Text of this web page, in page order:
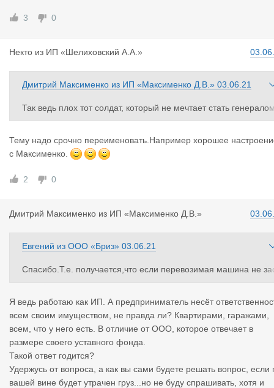
3 0
Некто из ИП «Шелиховский А.А.»
Дмитрий Максименко из ИП «Максименко Д.В.» 03.06.21
Так ведь плох тот солдат, который не мечтает стать
Мне, Костя, не грешно называть себя лучшим.
Тему надо срочно переименовать.Например хорошее
с Максименко.
2 0
Дмитрий Максименко из ИП «Максименко Д.В.»
Евгений из ООО «Бриз» 03.06.21
Спасибо.Т.е. получается,что если перевозимая машина не
Я ведь работаю как ИП. А предприниматель несёт
всем своим имуществом, не правда ли? Квартирами, гаражами,
всем, что у него есть. В отличие от ООО, которое отвечает в
размере своего уставного фонда.
Такой ответ годится?
Удержусь от вопроса, а как вы сами будете решать вопрос, если
вашей вине будет утрачен груз...но не буду спрашивать, хотя и